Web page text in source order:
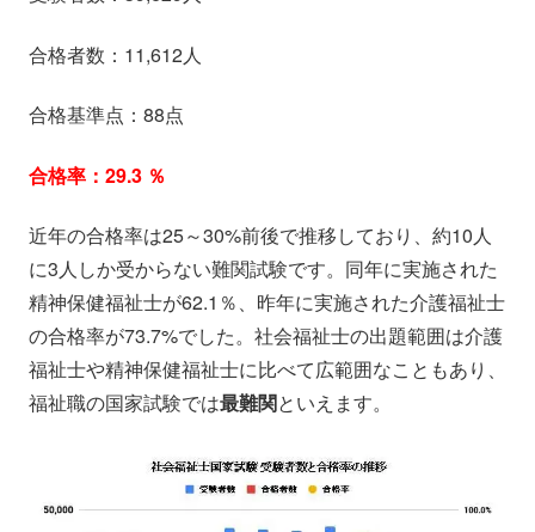
合格者数：11,612人
合格基準点：88点
合格率：29.3 ％
近年の合格率は25～30%前後で推移しており、約10人
に3人しか受からない難関試験です。同年に実施された
精神保健福祉士が62.1％、昨年に実施された介護福祉士
の合格率が73.7%でした。社会福祉士の出題範囲は介護
福祉士や精神保健福祉士に比べて広範囲なこともあり、
福祉職の国家試験では最難関といえます。